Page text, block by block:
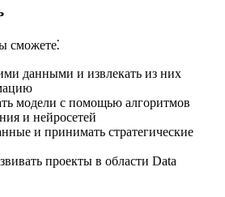
сможете⁚
данными и извлекать из них
модели с помощью алгоритмов
и нейросетей
и принимать стратегические
проекты в области Data